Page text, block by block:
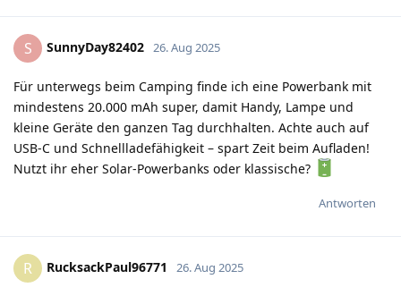
S SunnyDay82402 26. Aug 2025
Für unterwegs beim Camping finde ich eine Powerbank mit
mindestens 20.000 mAh super, damit Handy, Lampe und
kleine Geräte den ganzen Tag durchhalten. Achte auch auf
USB-C und Schnellladefähigkeit – spart Zeit beim Aufladen!
Nutzt ihr eher Solar-Powerbanks oder klassische?
Antworten
R RucksackPaul96771 26. Aug 2025